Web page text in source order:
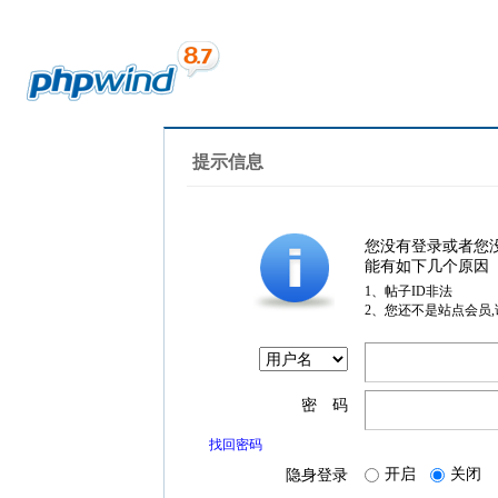
提示信息
您没有登录或者您
能有如下几个原因
1、帖子ID非法
2、您还不是站点会员
密 码
找回密码
隐身登录 开启 关闭